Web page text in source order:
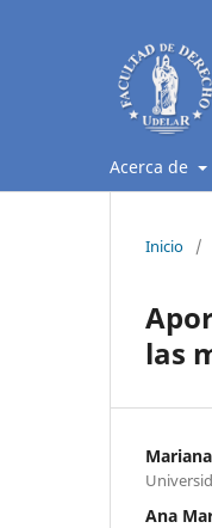
Acerca de
Inicio /
las
Ana